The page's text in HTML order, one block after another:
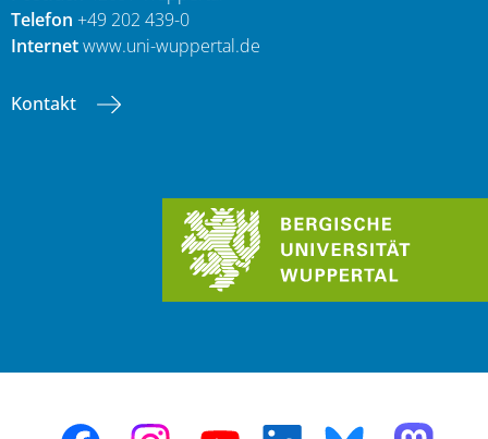
Telefon +49 202 439-0
Internetwww.uni-wuppertal.de
Kontakt